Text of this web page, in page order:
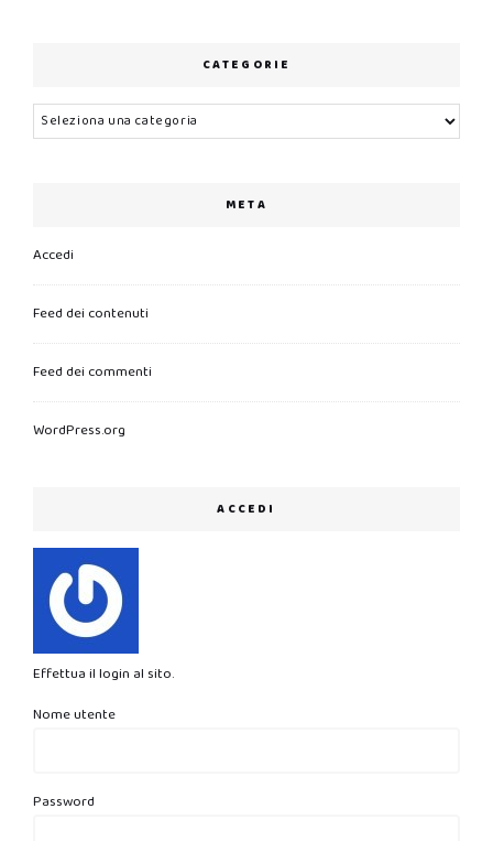
CATEGORIE
Categorie
META
Accedi
Feed dei contenuti
Feed dei commenti
WordPress.org
ACCEDI
Effettua il login al sito.
Nome utente
Password